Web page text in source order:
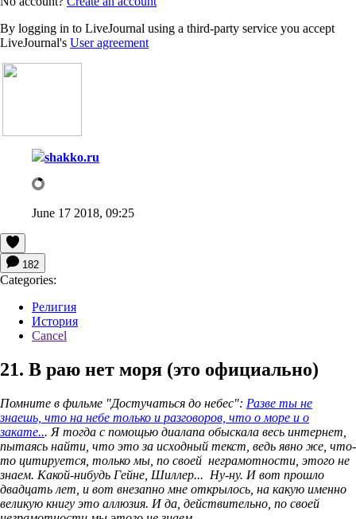
By logging in to LiveJournal using a third-party service you accept
LiveJournal's User agreement
shakko.ru
June 17 2018, 09:25
182
Categories:
Религия
История
Cancel
21. В раю нет моря (это официально)
Помните в фильме "Достучаться до небес": Разве ты не
знаешь, что на небе только и разговоров, что о море и о
закате... Я тогда с помощью диалапа обыскала весь интернет,
пытаясь найти, что это за исходный текст, ведь явно же, что-
то цитируется, только мы, по своей неграмотности, этого не
знаем. Какой-нибудь Гейне, Шиллер... Ну-ну. И вот прошло
двадцать лет, и вот внезапно мне открылось, на какую именно
великую книгу это аллюзия. И да, действительно, по своей